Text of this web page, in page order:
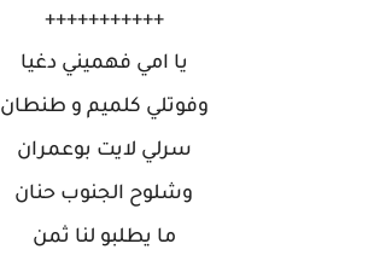
+++++++++++
يا امي فهميني دغيا
وفوتلي كلميم و طنطان
سرلي لايت بوعمران
وشلوح الجنوب حنان
ما يطلبو لنا ثمن